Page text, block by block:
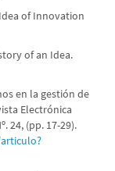
of Innovation
of an Idea.
en la gestión de
Electrónica
24, (pp. 17-29).